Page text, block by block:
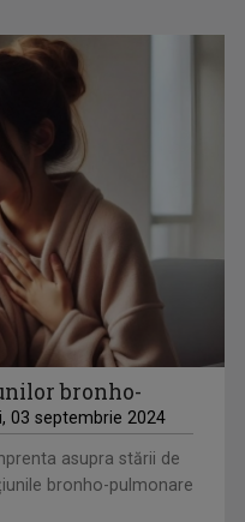
TVR ...
bronho-
03 septembrie 2024
asupra stării de
bronho-pulmonare